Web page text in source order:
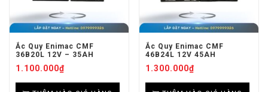
Ắc Quy Enimac CMF
36B20L 12V – 35AH
1.100.000₫
Ắc Quy Enimac CMF
46B24L 12V 45AH
1.300.000₫